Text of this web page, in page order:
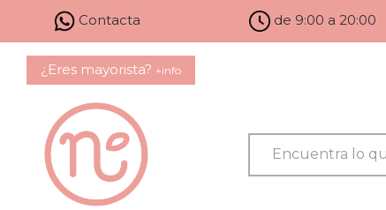
Contacta de 9:00 a 20:00
¿Eres mayorista? +info